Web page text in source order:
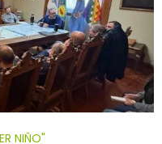
NIÑO"